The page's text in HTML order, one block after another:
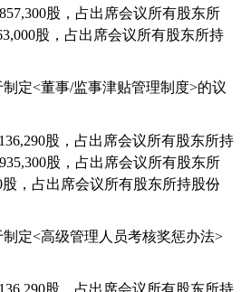
股，占出席会议所有股东所
股，占出席会议所有股东所持
制定<董事/监事津贴管理制度>的议
股，占出席会议所有股东所持
股，占出席会议所有股东所
股，占出席会议所有股东所持股份
制定<高级管理人员考核奖惩办法>